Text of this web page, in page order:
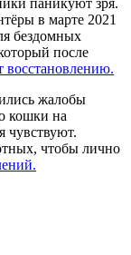
в марте 2021
бездомных
после
восстановлению.
жалобы
кошки на
чувствуют.
чтобы лично